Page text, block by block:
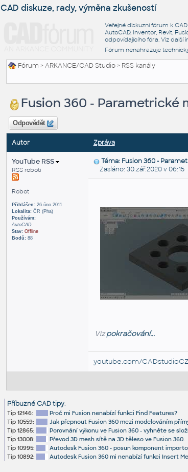
CAD diskuze, rady, výměna zkušeností
Veřejné diskuzní fórum k
AutoCAD, Inventor, Revit,
odpovídajícího fóra. Viz další
Fórum nenahrazuje
Fórum >ARKANCE/CAD Studio> RSS kanály
Fusion 360 - Parametrické
Odpovědět
Autor Zpráva
YouTube RSS
RSS roboti
Robot
Přihlášen:26.úno.2011
Lokalita:ČR (Pha)
Používám:
AutoCAD
Stav: Offline
Bodů:88
Téma: Fusion 360 -
Zasláno: 30.zář.2020 v 06:15
Vizpokračování...
youtube.com/CADstudioCZ
Příbuzné CAD tipy:
Tip 12146:
Proč mi Fusion nenabízí funkci Find Features?
Tip 10559:
Jak přepnout Fusion 360 mezi modelováním
Tip 12865:
Porovnání výkonu ve Fusion 360 - vyhněte se
Tip 13008:
Převod 3D mesh sítě na 3D těleso ve Fusion 360.
Tip 10995:
Autodesk Fusion 360 - posun komponent
Tip 10892:
Autodesk Fusion 360 mi nenabízí funkci Insert